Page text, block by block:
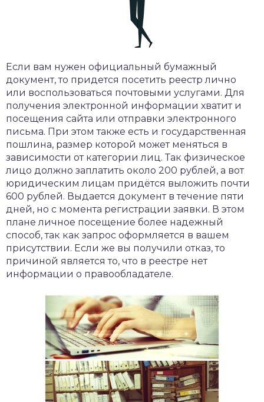
Если вам нужен официальный бумажный
документ, то придется посетить реестр лично
или воспользоваться почтовыми услугами. Для
получения электронной информации хватит и
посещения сайта или отправки электронного
письма. При этом также есть и государственная
пошлина, размер которой может меняться в
зависимости от категории лиц. Так физическое
лицо должно заплатить около 200 рублей, а вот
юридическим лицам придётся выложить почти
600 рублей. Выдается документ в течение пяти
дней, но с момента регистрации заявки. В этом
плане личное посещение более надежный
способ, так как запрос оформляется в вашем
присутствии. Если же вы получили отказ, то
причиной является то, что в реестре нет
информации о правообладателе.